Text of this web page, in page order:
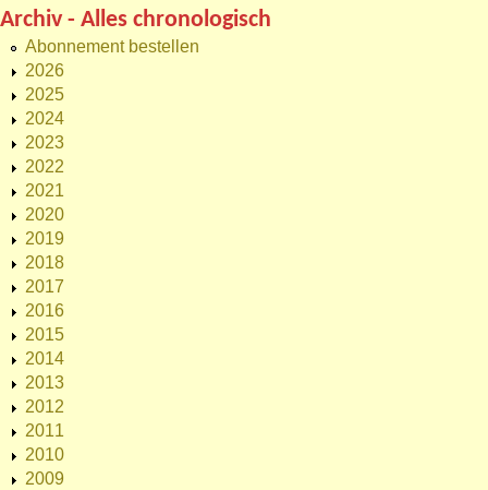
Archiv - Alles chronologisch
Abonnement bestellen
2026
2025
2024
2023
2022
2021
2020
2019
2018
2017
2016
2015
2014
2013
2012
2011
2010
2009